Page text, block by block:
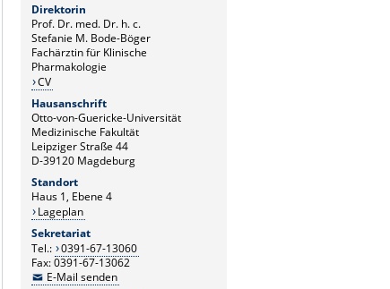
Direktorin
Prof. Dr. med. Dr. h. c.
Stefanie M. Bode-Böger
Fachärztin für Klinische
Pharmakologie
CV
Hausanschrift
Otto-von-Guericke-Universität
Medizinische Fakultät
Leipziger Straße 44
D-39120 Magdeburg
Standort
Haus 1, Ebene 4
Lageplan
Sekretariat
Tel.: 0391-67-13060
Fax: 0391-67-13062
E-Mail senden